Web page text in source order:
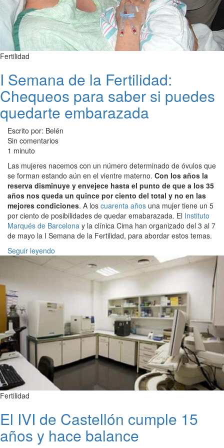
Fertilidad
I Semana de la Fertilidad:
Chequeos para saber si puedes
quedarte embarazada
Escrito por: Belén
Sin comentarios
1 minuto
Las mujeres nacemos con un número determinado de óvulos que
se forman estando aún en el vientre materno. Con los años la
reserva disminuye y envejece hasta el punto de que a los 35
años nos queda un quince por ciento del total y no en las
mejores condiciones. A los cuarenta años una mujer tiene un 5
por ciento de posibilidades de quedar emabarazada. El Instituto
Marqués de Barcelona y la clínica Cima han organizado del 3 al 7
de mayo la I Semana de la Fertilidad, para abordar estos temas.
Seguir leyendo
Fertilidad
El IVI de Castellón cumple 15
años y hace balance